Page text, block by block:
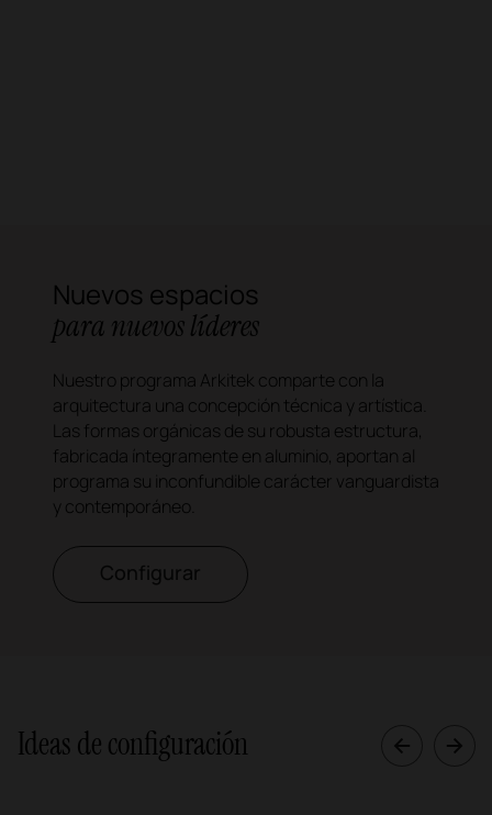
Nuevos espacios
para nuevos líderes
Nuestro programa Arkitek comparte con la
arquitectura una concepción técnica y artística.
Las formas orgánicas de su robusta estructura,
fabricada íntegramente en aluminio, aportan al
programa su inconfundible carácter vanguardista
y contemporáneo.
Configurar
Ideas de configuración